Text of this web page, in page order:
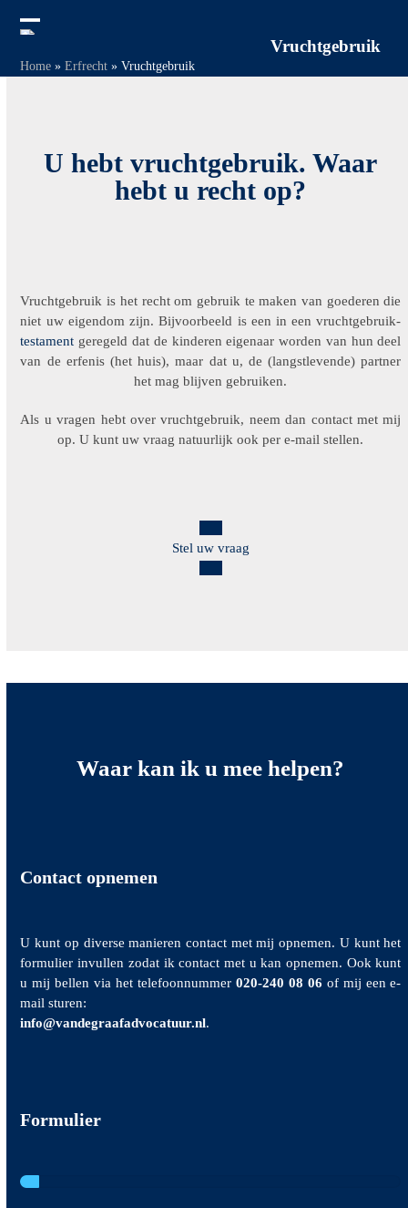
Open
mobile
Close
mobile
Vruchtgebruik
Home »Erfrecht »Vruchtgebruik
U hebt vruchtgebruik. Waar
hebt u recht op?
Vruchtgebruik is het recht om gebruik te maken van goederen die
niet uw eigendom zijn. Bijvoorbeeld is een in een vruchtgebruik-
testament geregeld dat de kinderen eigenaar worden van hun deel
van de erfenis (het huis), maar dat u, de (langstlevende) partner
het mag blijven gebruiken.
Als u vragen hebt over vruchtgebruik, neem dan contact met mij
op. U kunt uw vraag natuurlijk ook per e-mail stellen.
Stel uw vraag
Waar kan ik umee helpen?
Contact opnemen
U kunt op diverse manieren contact met mij opnemen. U kunt het
formulier invullen zodat ik contact met u kan opnemen. Ook kunt
u mij bellen via het telefoonnummer 020-240 08 06 of mij een e-
mail sturen:
info@vandegraafadvocatuur.nl.
Formulier